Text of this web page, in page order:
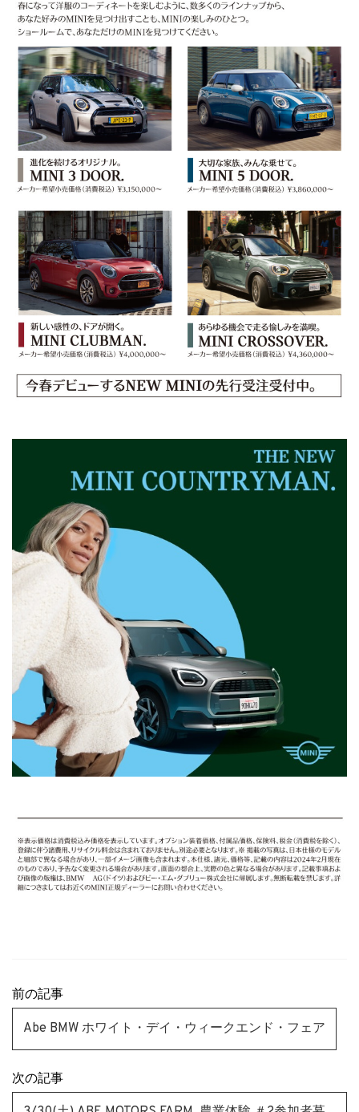
前の記事
Abe BMW ホワイト・デイ・ウィークエンド・フェア
次の記事